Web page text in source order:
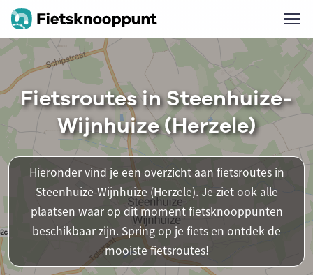
Fietsroutes in Steenhuize-
Wijnhuize (Herzele)
Hieronder vind je een overzicht aan fietsroutes in
Steenhuize-Wijnhuize (Herzele). Je ziet ook alle
plaatsen waar op dit moment fietsknooppunten
beschikbaar zijn. Spring op je fiets en ontdek de
mooiste fietsroutes!